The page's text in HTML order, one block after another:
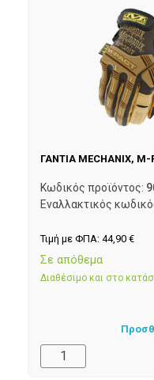
ΓΑΝΤΙΑ MECHANIX,
Κωδικός προϊόντος:
Εναλλακτικός
Τιμή με ΦΠΑ: 44,90 €
Σε απόθεμα
Διαθέσιμο και στο